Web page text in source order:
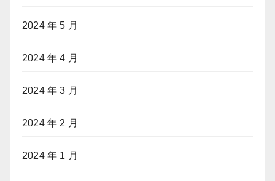
2024 年 5 月
2024 年 4 月
2024 年 3 月
2024 年 2 月
2024 年 1 月